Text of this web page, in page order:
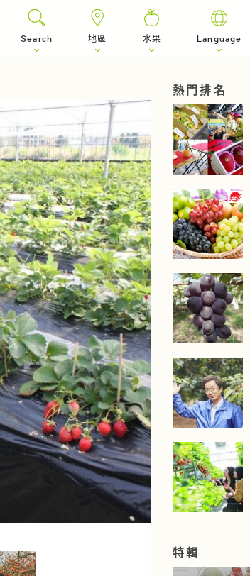
Search 地區 水果 Language
熱門排名
特輯